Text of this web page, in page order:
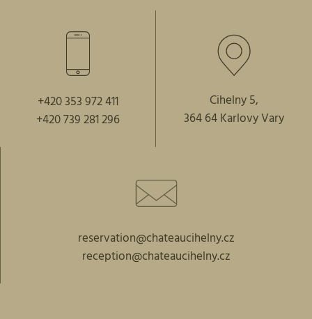
+420 353 972 411
+420 739 281 296
Cihelny 5,
364 64 Karlovy Vary
reservation@chateaucihelny.cz
reception@chateaucihelny.cz